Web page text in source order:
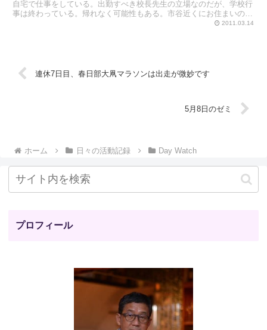
自宅で仕事をしている。出勤すべき校長先生の立場なのだが、学校行
事は終わっている。帰れなく可能性もある。市谷近くにお住まいの石
島先生（副主任）と久留宮くんに、現場対応は任せている。2011.03.14
連休7日目、春日部大凧マラソンは出走が微妙です
5月8日のゼミ
ホーム 日々の活動記録 Day Watch
プロフィール